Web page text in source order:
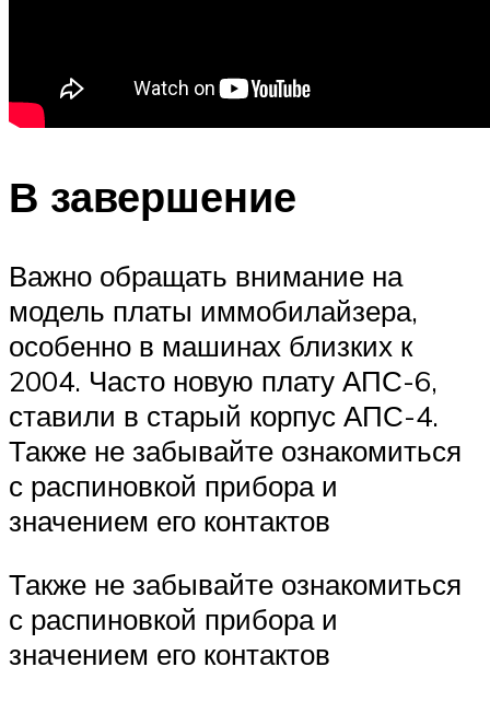
В завершение
Важно обращать внимание на
модель платы иммобилайзера,
особенно в машинах близких к
2004. Часто новую плату АПС-6,
ставили в старый корпус АПС-4.
Также не забывайте ознакомиться
с распиновкой прибора и
значением его контактов
Также не забывайте ознакомиться
с распиновкой прибора и
значением его контактов